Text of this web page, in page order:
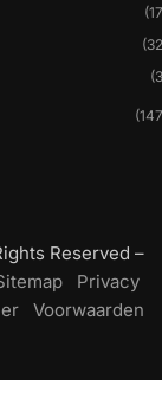
Reserved –
Privacy
Voorwaarden